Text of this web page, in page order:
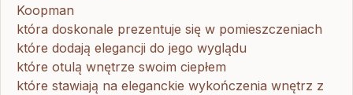
Koopman
która doskonale prezentuje się w pomieszczeniach
które dodają elegancji do jego wyglądu
które otulą wnętrze swoim ciepłem
które stawiają na eleganckie wykończenia wnętrz z